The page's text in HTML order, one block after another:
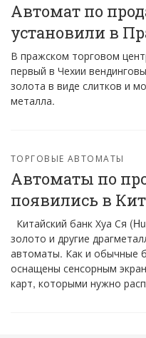
Автомат по
установили в
В пражском торговом
первый в Чехии
золота в виде слитков и
металла.
ТОРГОВЫЕ АВТОМАТЫ
Автоматы по
появились в
Китайский банк Хуа Ся
золото и другие
автоматы. Как и обычные
оснащены сенсорным
карт, которыми нужно